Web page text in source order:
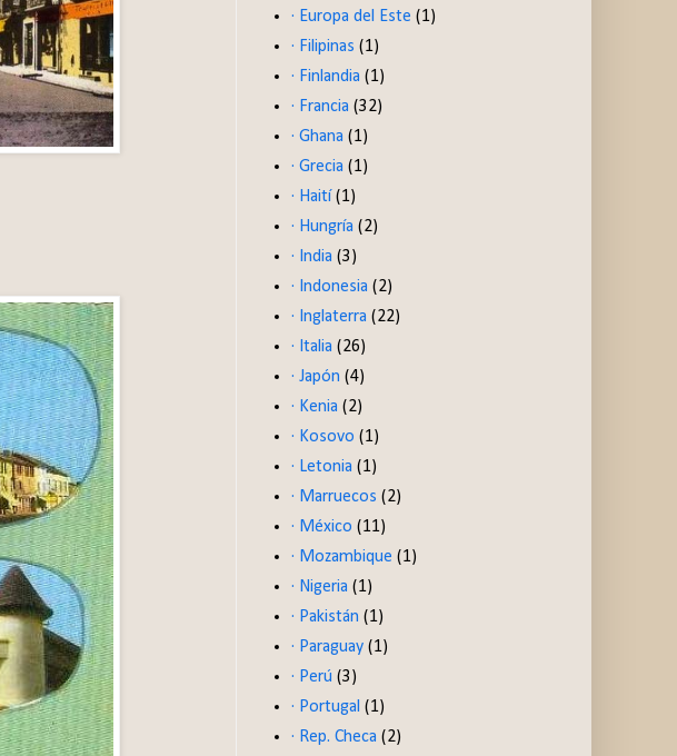
· Europa del Este (1)
· Filipinas (1)
· Finlandia (1)
· Francia (32)
· Ghana (1)
· Grecia (1)
· Haití (1)
· Hungría (2)
· India (3)
· Indonesia (2)
· Inglaterra (22)
· Italia (26)
· Japón (4)
· Kenia (2)
· Kosovo (1)
· Letonia (1)
· Marruecos (2)
· México (11)
· Mozambique (1)
· Nigeria (1)
· Pakistán (1)
· Paraguay (1)
· Perú (3)
· Portugal (1)
· Rep. Checa (2)